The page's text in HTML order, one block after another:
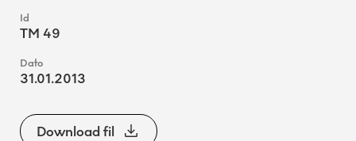
TM 49
31.01.2013
Download fil